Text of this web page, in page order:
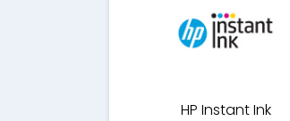
HP Instant Ink